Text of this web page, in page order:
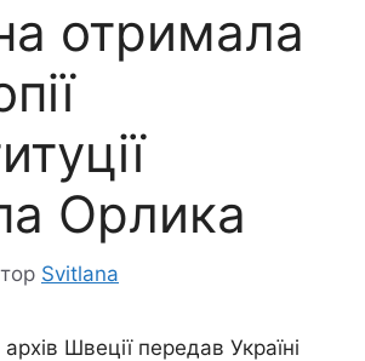
отримала
Орлика
Svitlana
Швеції передав Україні